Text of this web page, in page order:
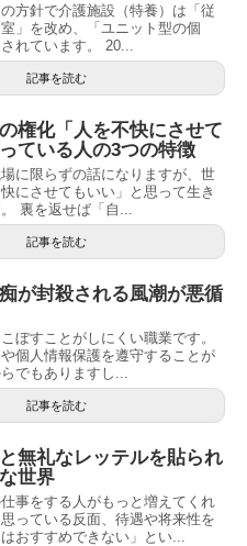
方針で介護施設（特養）は「従
」を改め、「ユニット型の個
れています。 20...
記事を読む
権化「人を不快にさせて
ている人の3つの特徴
に限らずの話になりますが、世
にさせてもいい」と思って生き
裏を返せば「自...
記事を読む
が封殺される風潮が悪循
ぼすことがしにくい職業です。
個人情報保護を遵守することが
でもありますし...
記事を読む
無礼なレッテルを貼られ
世界
事をする人がもっと増えてくれ
っている反面、待遇や将来性を
おすすめできない」とい...